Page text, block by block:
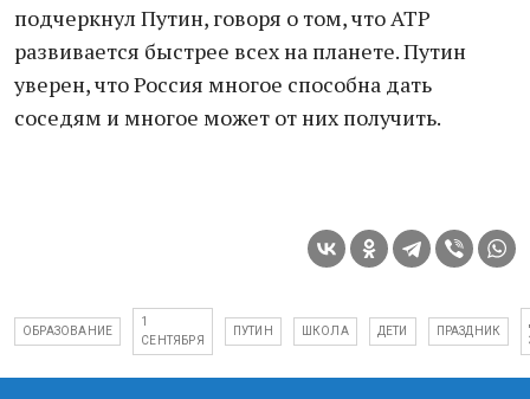
подчеркнул Путин, говоря о том, что АТР
развивается быстрее всех на планете. Путин
уверен, что Россия многое способна дать
соседям и многое может от них получить.
ОБРАЗОВАНИЕ
1
СЕНТЯБРЯ
ПУТИН ШКОЛА ДЕТИ ПРАЗДНИК